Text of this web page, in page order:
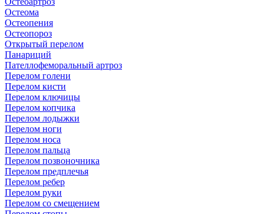
Остеома
Остеопения
Остеопороз
Открытый перелом
Панариций
Пателлофеморальный артроз
Перелом голени
Перелом кисти
Перелом ключицы
Перелом копчика
Перелом лодыжки
Перелом ноги
Перелом носа
Перелом пальца
Перелом позвоночника
Перелом предплечья
Перелом ребер
Перелом руки
Перелом со смещением